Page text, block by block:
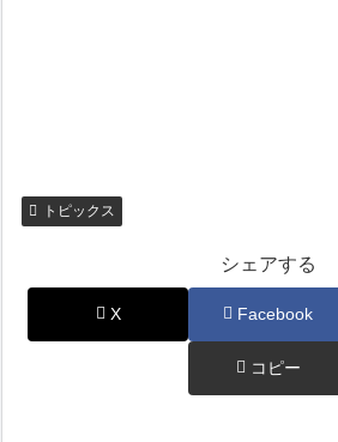
トピックス
シェアする
X Facebook
コピー